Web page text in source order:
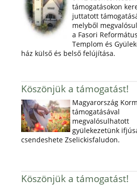
támogatásokon
juttatott
melyből
a Fasori Református
Templom és
ház külső és belső felújítása.
Köszönjük a támogatást!
Magyarország
támogatásával
megvalósulhatott
gyülekezetünk
csendeshete Zselickisfaludon.
Köszönjük a támogatást!